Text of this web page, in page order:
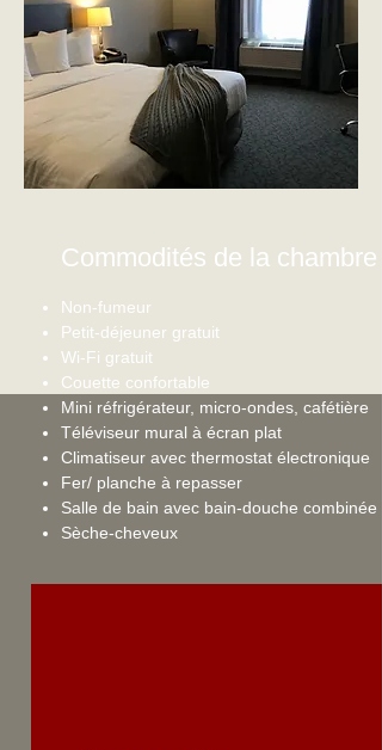
Commodités de la chambre
Non-fumeur
Petit-déjeuner gratuit
Wi-Fi gratuit
Couette confortable
Mini réfrigérateur, micro-ondes, cafétière
Téléviseur mural à écran plat
Climatiseur avec thermostat électronique
Fer/ planche à repasser
Salle de bain avec bain-douche combinée
Sèche-cheveux